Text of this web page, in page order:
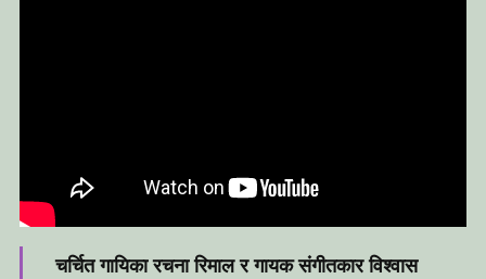
चर्चित गायिका रचना रिमाल र गायक संगीतकार विश्वास